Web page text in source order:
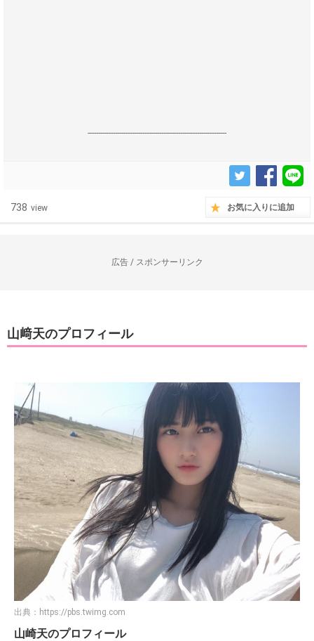
------------------------------------------------------------------
738 view お気に入りに追加
広告 / スポンサーリンク
山﨑天のプロフィール
出典： https://pbs.twimg.com
山崎天のプロフィール